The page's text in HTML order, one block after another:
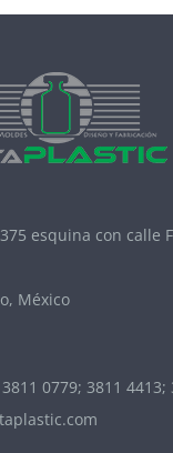
esquina con calle
México
0779; 3811 4413;